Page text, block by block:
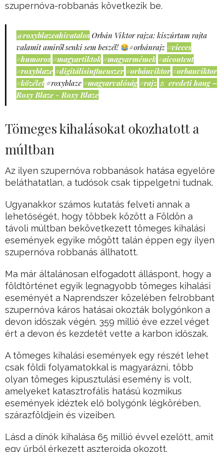
szupernóva-robbanás következik be.
@roxyblazeahivatalos Orbán Viktor rajza: kiszúrtam rajta
valamit amiről senki sem beszél!
#orbánrajz #vicces
#humoros #magyartiktok #magyarmémek #aicontent
#roxyblaze #digitálisinfluenszer #orbánviktor #orbanviktor
#közélet #roxyblaze #magyarvalóság #rajz ♬ eredeti hang –
Roxy Blaze - Roxy Blaze
Tömeges kihalásokat okozhatott a
múltban
Az ilyen szupernóva robbanások hatása egyelőre
beláthatatlan, a tudósok csak tippelgetni tudnak.
Ugyanakkor számos kutatás felveti annak a
lehetőségét, hogy többek között a Földön a
távoli múltban bekövetkezett tömeges kihalási
események egyike mögött talán éppen egy ilyen
szupernóva robbanás állhatott.
Ma már általánosan elfogadott álláspont, hogy a
földtörténet egyik legnagyobb tömeges kihalási
eseményét a Naprendszer közelében felrobbant
szupernóva káros hatásai okozták bolygónkon a
devon időszak végén. 359 millió éve ezzel véget
ért a devon és kezdetét vette a karbon időszak.
A tömeges kihalási események egy részét lehet
csak földi folyamatokkal is magyarázni, több
olyan tömeges kipusztulási esemény is volt,
amelyeket katasztrofális hatású kozmikus
események idéztek elő bolygónk légkörében,
szárazföldjein és vizeiben.
Lásd a dínók kihalása 65 millió évvel ezelőtt, amit
egy űrből érkezett aszteroida okozott.